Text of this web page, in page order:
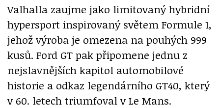
Valhalla zaujme jako limitovaný hybridní
hypersport inspirovaný světem Formule 1,
jehož výroba je omezena na pouhých 999
kusů. Ford GT pak připomene jednu z
nejslavnějších kapitol automobilové
historie a odkaz legendárního GT40, který
v 60. letech triumfoval v Le Mans.